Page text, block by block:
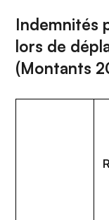
Indemnités
lors de
(Montants